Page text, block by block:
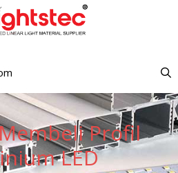
Profil
LED